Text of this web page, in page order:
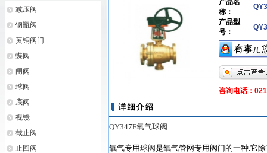
减压阀
钢瓶阀
黄铜阀门
蝶阀
闸阀
球阀
底阀
视镜
截止阀
止回阀
产品名
称：
产品型
号：
咨询电话：
QY347F氧气球阀
氧气专用球阀是氧气管网专用阀门的一种.它